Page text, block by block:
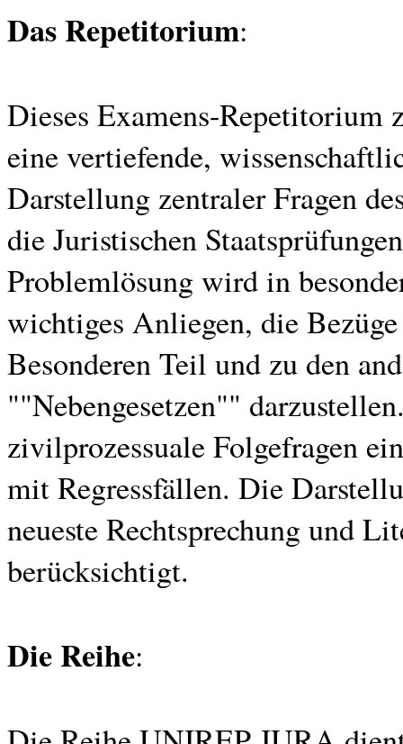
Das Repetitorium:
Dieses Examens-
eine vertiefende,
Darstellung zentraler Fragen
die Juristischen
Problemlösung wird in
wichtiges Anliegen, die
Besonderen Teil und zu den
""Nebengesetzen""
zivilprozessuale Folgefragen
mit Regressfällen. Die
neueste Rechtsprechung und
berücksichtigt.
Die Reihe: